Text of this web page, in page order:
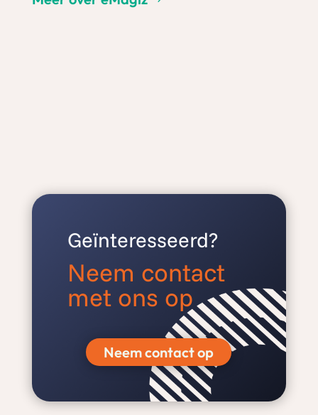
Geïnteresseerd?
Neem contact
met ons op
Neem contact op